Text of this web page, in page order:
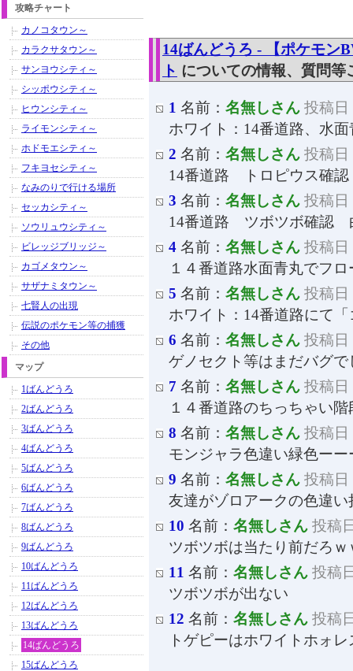
14ばんどうろ - 【ポケモン
ト についての情報、質問等
1 名前： 名無しさん 投稿日
ホワイト：14番道路、水
2 名前： 名無しさん 投稿日
14番道路 トロピウス確
3 名前： 名無しさん 投稿日
14番道路 ツボツボ確認
4 名前： 名無しさん 投稿日
１４番道路水面青丸でフ
5 名前： 名無しさん 投稿日
ホワイト：14番道路にて
6 名前： 名無しさん 投稿日
ゲノセクト等はまだバグ
7 名前： 名無しさん 投稿日
１４番道路のちっちゃい
8 名前： 名無しさん 投稿日
モンジャラ色違い緑色ーー
9 名前： 名無しさん 投稿日
友達がゾロアークの色違い
10 名前： 名無しさん 投稿
ツボツボは当たり前だろｗ
11 名前： 名無しさん 投稿
ツボツボが出ない
12 名前： 名無しさん 投稿
トゲピーはホワイトホォ
攻略チャート
カノコタウン～
カラクサタウン～
サンヨウシティ～
シッポウシティ～
ヒウンシティ～
ライモンシティ～
ホドモエシティ～
フキヨセシティ～
なみのりで行ける場所
セッカシティ～
ソウリュウシティ～
ビレッジブリッジ～
カゴメタウン～
サザナミタウン～
七賢人の出現
伝説のポケモン等の捕獲
その他
マップ
1ばんどうろ
2ばんどうろ
3ばんどうろ
4ばんどうろ
5ばんどうろ
6ばんどうろ
7ばんどうろ
8ばんどうろ
9ばんどうろ
10ばんどうろ
11ばんどうろ
12ばんどうろ
13ばんどうろ
14ばんどうろ
15ばんどうろ